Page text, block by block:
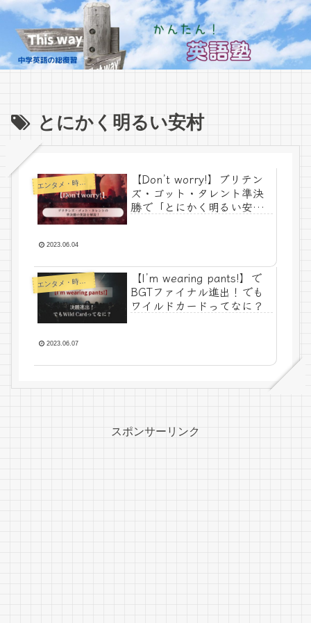
とにかく明るい安村
エ
ンタメ・時事ネタ
【Don’t worry!】ブリテン
ズ・ゴット・タレント準決
勝で「とにかく明るい安
2023.06.04
エ
ンタメ・時事ネタ
【I’m wearing pants!】で
BGTファイナル進出！でも
ワイルドカードってなに？
2023.06.07
スポンサーリンク